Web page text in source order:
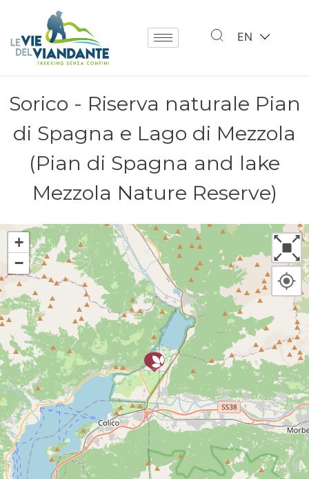
EN
Sorico - Riserva naturale Pian
di Spagna e Lago di Mezzola
(Pian di Spagna and lake
Mezzola Nature Reserve)
+
−